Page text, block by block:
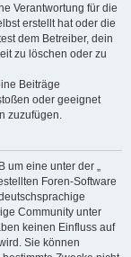
Verantwortung für die
erstellt hat oder die
dem Betreiber, dein
zu löschen oder zu
Beiträge
oder geeignet
zuzufügen.
um eine unter der „
Foren-Software
Community unter
keinen Einfluss auf
Sie können